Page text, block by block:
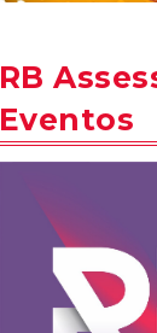
RB
Eventos